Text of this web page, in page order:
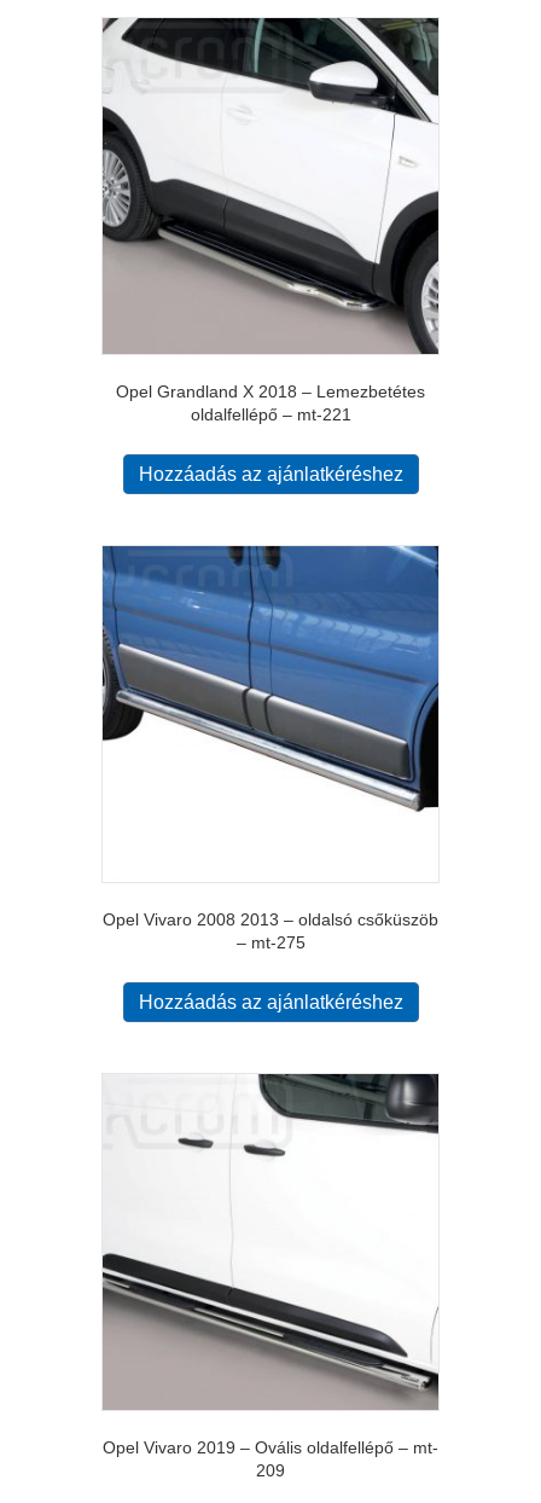
Opel Grandland X 2018 – Lemezbetétes
oldalfellépő – mt-221
Hozzáadás az ajánlatkéréshez
Opel Vivaro 2008 2013 – oldalsó csőküszöb
– mt-275
Hozzáadás az ajánlatkéréshez
Opel Vivaro 2019 – Ovális oldalfellépő – mt-
209